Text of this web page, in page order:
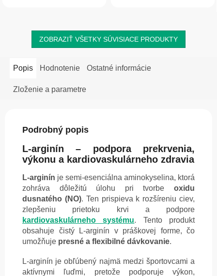
ZOBRAZIŤ VŠETKY SÚVISIACE PRODUKTY
Popis Hodnotenie Ostatné informácie
Zloženie a parametre
Podrobný popis
L-arginín – podpora prekrvenia,
výkonu a kardiovaskulárneho zdravia
L-arginín je semi-esenciálna aminokyselina, ktorá
zohráva dôležitú úlohu pri tvorbe oxidu
dusnatého (NO). Ten prispieva k rozšíreniu ciev,
zlepšeniu prietoku krvi a podpore
kardiovaskulárneho systému. Tento produkt
obsahuje čistý L-arginín v práškovej forme, čo
umožňuje presné a flexibilné dávkovanie.
L-arginín je obľúbený najmä medzi športovcami a
aktívnymi ľuďmi, pretože podporuje výkon,